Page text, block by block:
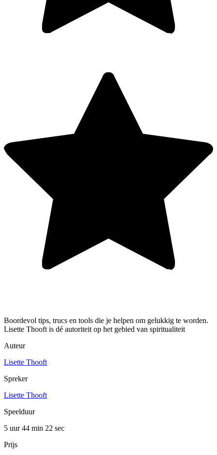
Boordevol tips, trucs en tools die je helpen om gelukkig te worden.
Lisette Thooft is dé autoriteit op het gebied van spiritualiteit
Auteur
Lisette Thooft
Spreker
Lisette Thooft
Speelduur
5 uur 44 min 22 sec
Prijs